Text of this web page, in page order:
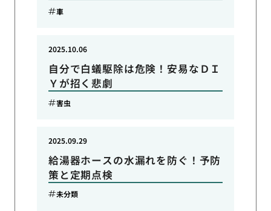
車
自分で白蟻駆除は危険！安易なＤＩ
Ｙが招く悲劇
2025.10.06
害虫
給湯器ホースの水漏れを防ぐ！予防
策と定期点検
2025.09.29
未分類